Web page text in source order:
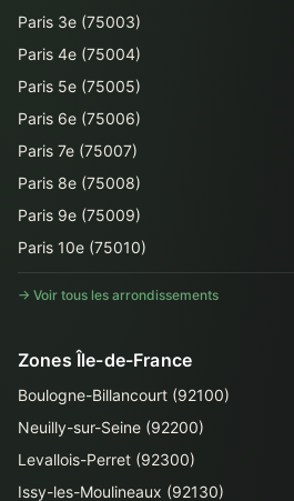
Paris 3e (75003)
Paris 4e (75004)
Paris 5e (75005)
Paris 6e (75006)
Paris 7e (75007)
Paris 8e (75008)
Paris 9e (75009)
Paris 10e (75010)
→ Voir tous les arrondissements
Zones Île-de-France
Boulogne-Billancourt (92100)
Neuilly-sur-Seine (92200)
Levallois-Perret (92300)
Issy-les-Moulineaux (92130)